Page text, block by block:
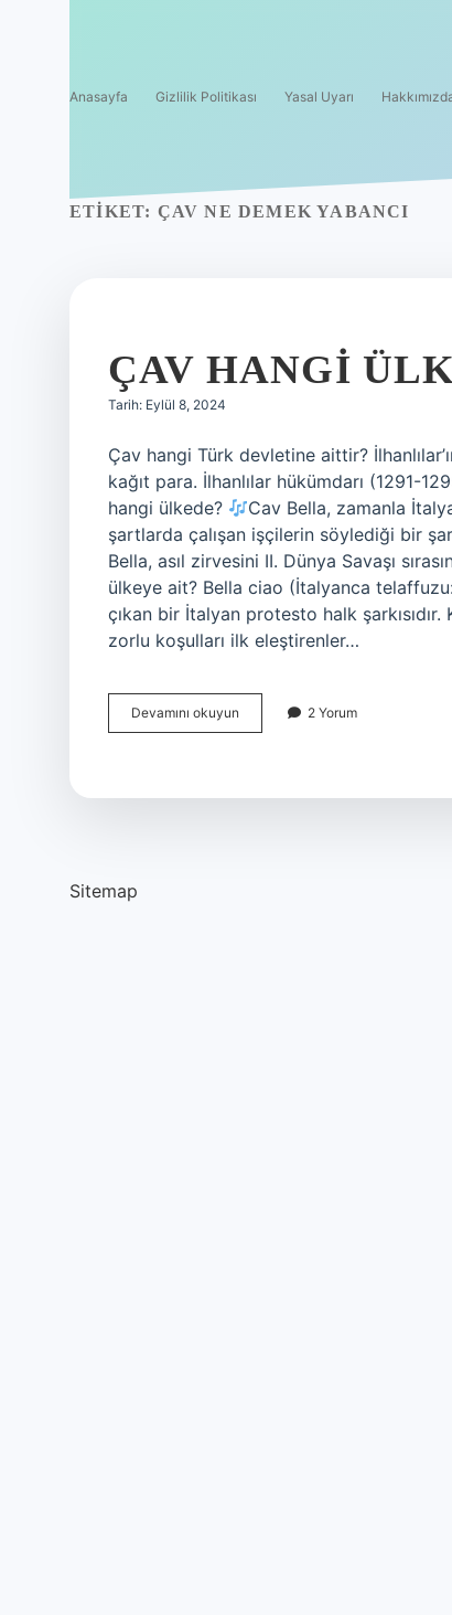
Anasayfa Gizlilik Politikası Yasal Uyarı
ETIKET: ÇAV NE DEMEK YABANCI
ÇAV HANGI
Tarih: Eylül 8, 2024
Çav hangi Türk devletine aittir?
kağıt para. İlhanlılar hükümdarı (1291-
hangi ülkede?
Cav Bella, zamanla
şartlarda çalışan işçilerin söylediği bir
Bella, asıl zirvesini II. Dünya Savaşı
ülkeye ait? Bella ciao (İtalyanca telaffuzu:
çıkan bir İtalyan protesto halk
zorlu koşulları ilk eleştirenler…
Devamını okuyun
Hangi
2 Yorum
Sitemap